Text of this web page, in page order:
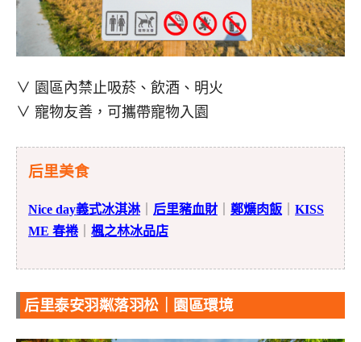
∨ 園區內禁止吸菸、飲酒、明火
∨ 寵物友善，可攜帶寵物入園
后里美食
Nice day義式冰淇淋｜ 后里豬血財 鄭爌肉飯
KISS
ME 春捲｜ 楓之林冰品店
后里泰安羽粼落羽松｜園區環境